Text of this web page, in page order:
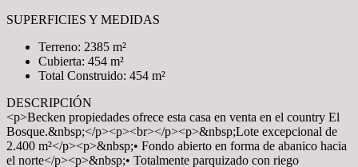
SUPERFICIES Y MEDIDAS
Terreno: 2385 m²
Cubierta: 454 m²
Total Construido: 454 m²
DESCRIPCIÓN
<p>Becken propiedades ofrece esta casa en venta en el country El
Bosque.&nbsp;</p><p><br></p><p>&nbsp;Lote excepcional de
2.400 m²</p><p>&nbsp;• Fondo abierto en forma de abanico hacia
el norte</p><p>&nbsp;• Totalmente parquizado con riego